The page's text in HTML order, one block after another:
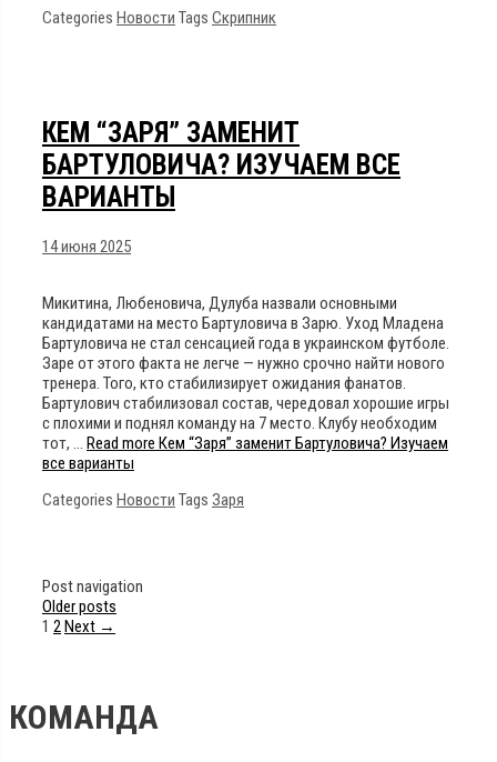
Categories Новости Tags Скрипник
КЕМ “ЗАРЯ” ЗАМЕНИТ
БАРТУЛОВИЧА? ИЗУЧАЕМ ВСЕ
ВАРИАНТЫ
14 июня 2025
Микитина, Любеновича, Дулуба назвали основными
кандидатами на место Бартуловича в Зарю. Уход Младена
Бартуловича не стал сенсацией года в украинском футболе.
Заре от этого факта не легче — нужно срочно найти нового
тренера. Того, кто стабилизирует ожидания фанатов.
Бартулович стабилизовал состав, чередовал хорошие игры
с плохими и поднял команду на 7 место. Клубу необходим
тот, … Read more Кем “Заря” заменит Бартуловича? Изучаем
все варианты
Categories Новости Tags Заря
Post navigation
Older posts
1 2Next →
КОМАНДА